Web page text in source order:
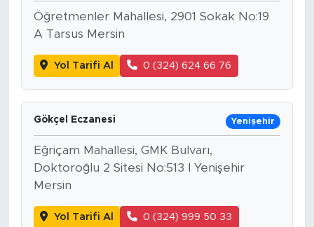
Öğretmenler Mahallesi, 2901 Sokak No:19
A Tarsus Mersin
Yol Tarifi Al 0 (324) 624 66 76
Gökçel Eczanesi Yenişehir
Eğriçam Mahallesi, GMK Bulvarı,
Doktoroğlu 2 Sitesi No:513 I Yenişehir
Mersin
Yol Tarifi Al 0 (324) 999 50 33